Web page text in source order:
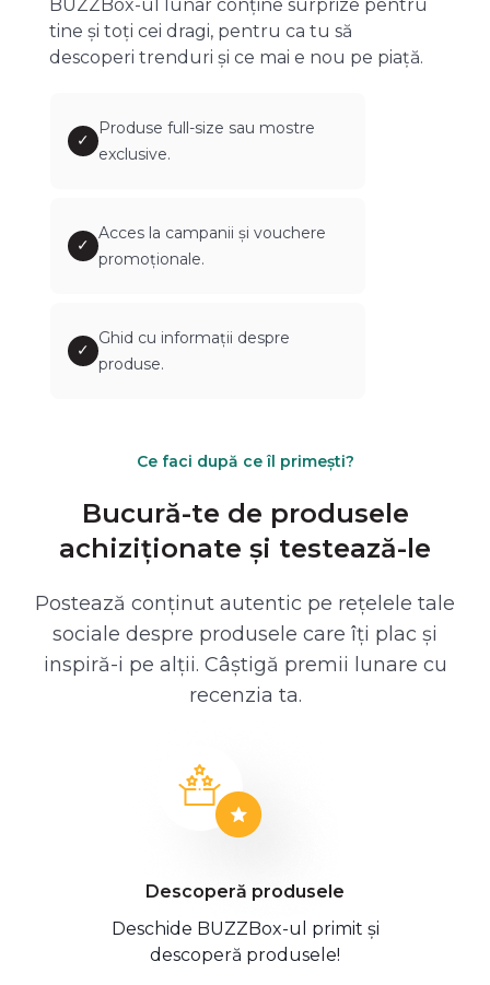
BUZZBox-ul lunar conține surprize pentru
tine și toți cei dragi, pentru ca tu să
descoperi trenduri și ce mai e nou pe piață.
✓
Produse full-size sau mostre
exclusive.
✓
Acces la campanii și vouchere
promoționale.
✓
Ghid cu informații despre
produse.
Ce faci după ce îl primești?
Bucură-te de produsele
achiziționate și testează-le
Postează conținut autentic pe rețelele tale
sociale despre produsele care îți plac și
inspiră-i pe alții. Câștigă premii lunare cu
recenzia ta.
Descoperă produsele
Deschide BUZZBox-ul primit și
descoperă produsele!